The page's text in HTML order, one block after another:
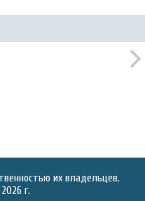
их владельцев.
г.